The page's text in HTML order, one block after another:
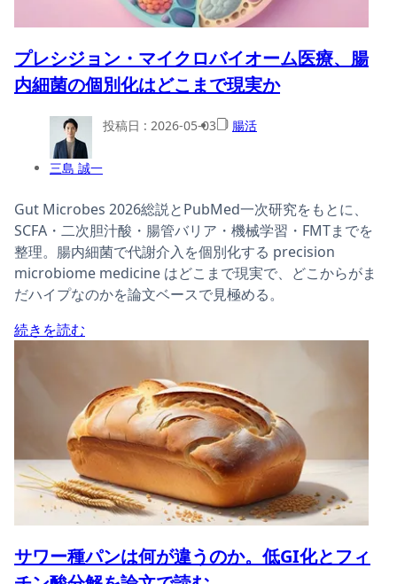
プレシジョン・マイクロバイオーム医療、腸
内細菌の個別化はどこまで現実か
三島 誠一
投稿日 : 2026-05-03 腸活
Gut Microbes 2026総説とPubMed一次研究をもとに、
SCFA・二次胆汁酸・腸管バリア・機械学習・FMTまでを
整理。腸内細菌で代謝介入を個別化する precision
microbiome medicine はどこまで現実で、どこからがま
だハイプなのかを論文ベースで見極める。
続きを読む
サワー種パンは何が違うのか。低GI化とフィ